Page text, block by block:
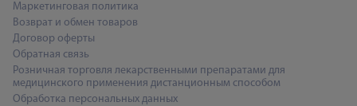
Маркетинговая политика
Возврат и обмен товаров
Договор оферты
Обратная связь
Розничная торговля лекарственными препаратами для
медицинского применения дистанционным способом
Обработка персональных данных